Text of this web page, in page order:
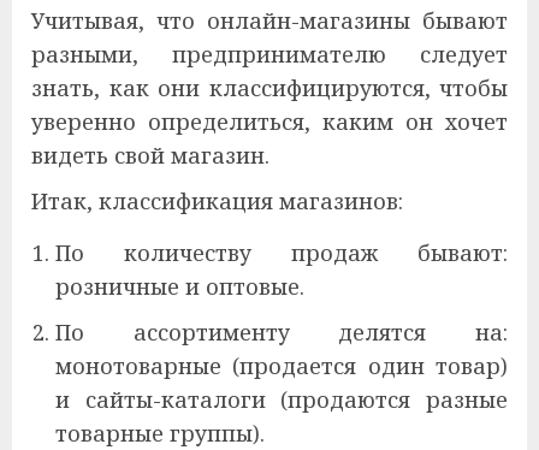
Учитывая, что онлайн-магазины бывают
разными, предпринимателю следует
знать, как они классифицируются, чтобы
уверенно определиться, каким он хочет
видеть свой магазин.
Итак, классификация магазинов:
По количеству продаж бывают:
розничные и оптовые.
По ассортименту делятся на:
монотоварные (продается один товар)
и сайты-каталоги (продаются разные
товарные группы).